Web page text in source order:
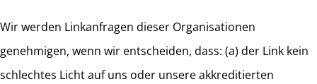
Wir werden Linkanfragen dieser Organisationen
genehmigen, wenn wir entscheiden, dass: (a) der Link kein
schlechtes Licht auf uns oder unsere akkreditierten